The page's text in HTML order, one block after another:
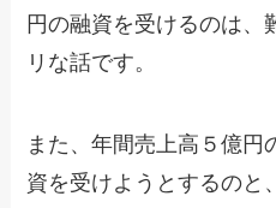
円の融資を受けるのは、
リな話です。
また、年間売上高５億円
資を受けようとするのと